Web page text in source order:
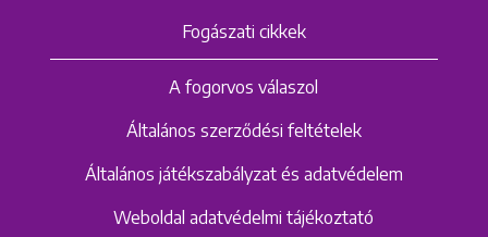
Fogászati cikkek
A fogorvos válaszol
Általános szerződési feltételek
Általános játékszabályzat és adatvédelem
Weboldal adatvédelmi tájékoztató